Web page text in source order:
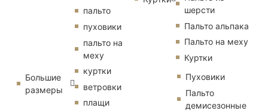
Большие
размеры
пальто
пуховики
пальто на
меху
куртки
ветровки
плащи
шерсти
Пальто альпака
Пальто на меху
Куртки
Пуховики
Пальто
демисезонные